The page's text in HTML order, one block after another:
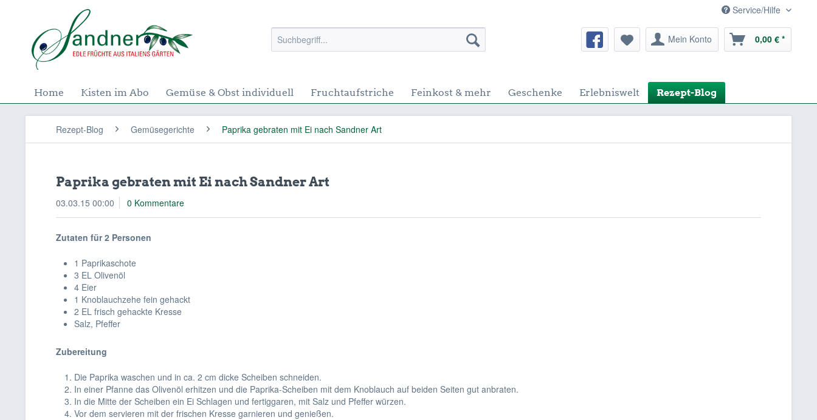
Service/Hilfe
Mein Konto 0,00 € *
Home Kisten im Abo Gemüse & Obst individuell Fruchtaufstriche Feinkost & mehr Geschenke Erlebniswelt Rezept-Blog
Rezept-Blog Gemüsegerichte Paprika gebraten mit Ei nach Sandner Art
Paprika gebraten mit Ei nach Sandner Art
03.03.15 00:00 0 Kommentare
Zutaten für 2 Personen
1 Paprikaschote
3 EL Olivenöl
4 Eier
1 Knoblauchzehe fein gehackt
2 EL frisch gehackte Kresse
Salz, Pfeffer
Zubereitung
Die Paprika waschen und in ca. 2 cm dicke Scheiben schneiden.
In einer Pfanne das Olivenöl erhitzen und die Paprika-Scheiben mit dem Knoblauch auf beiden Seiten gut anbraten.
In die Mitte der Scheiben ein Ei Schlagen und fertiggaren, mit Salz und Pfeffer würzen.
Vor dem servieren mit der frischen Kresse garnieren und genießen.